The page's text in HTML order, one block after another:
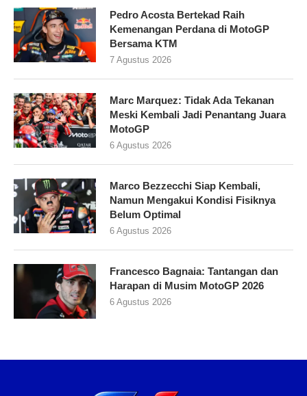
Pedro Acosta Bertekad Raih
Kemenangan Perdana di MotoGP
Bersama KTM
7 Agustus 2026
Marc Marquez: Tidak Ada Tekanan
Meski Kembali Jadi Penantang Juara
MotoGP
6 Agustus 2026
Marco Bezzecchi Siap Kembali,
Namun Mengakui Kondisi Fisiknya
Belum Optimal
6 Agustus 2026
Francesco Bagnaia: Tantangan dan
Harapan di Musim MotoGP 2026
6 Agustus 2026